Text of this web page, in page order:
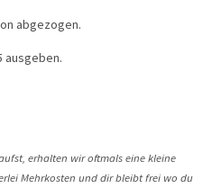
abgezogen.
ausgeben.
erhalten wir oftmals eine kleine
Mehrkosten und dir bleibt frei wo du